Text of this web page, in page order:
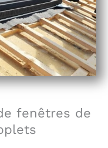
fenêtres de